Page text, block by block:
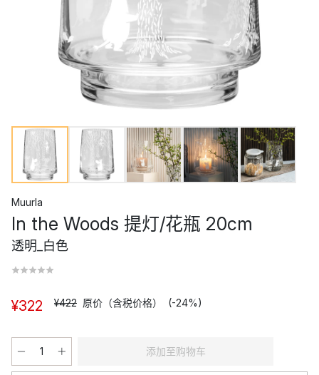
Muurla
In the Woods 提灯/花瓶 20cm
透明_白色
¥322 ¥422 原价（含税价格） (-24%)
添加至购物车